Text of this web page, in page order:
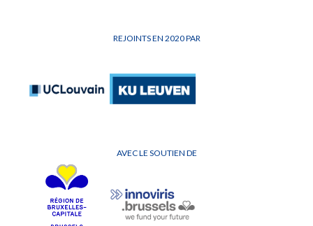
REJOINTS EN 2020 PAR
AVEC LE SOUTIEN DE